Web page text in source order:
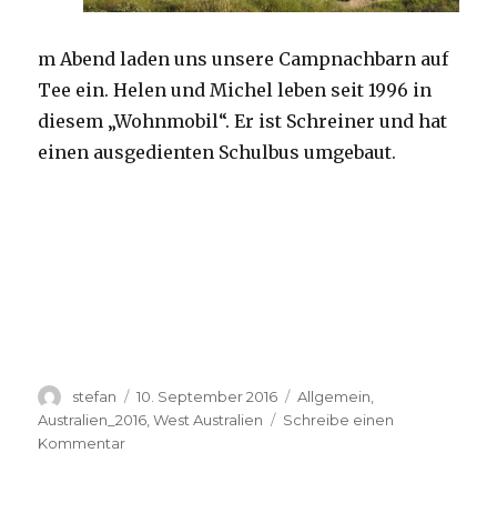
m Abend laden uns unsere Campnachbarn auf
Tee ein. Helen und Michel leben seit 1996 in
diesem „Wohnmobil“. Er ist Schreiner und hat
einen ausgedienten Schulbus umgebaut.
Autor
stefan
Veröffentlicht
am
10. September 2016 Kategorien
Allgemein
Australien_2016 ,West Australien
Schreibe einen
Kommentarzu